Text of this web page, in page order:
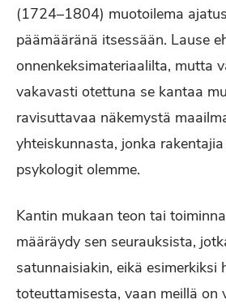
(1724–1804) muotoilema
päämääränä itsessään. Lause
onnenkeksimateriaalilta, mutta
vakavasti otettuna se kantaa
ravisuttavaa näkemystä
yhteiskunnasta, jonka
psykologit olemme.
Kantin mukaan teon tai
määräydy sen seurauksista,
satunnaisiakin, eikä esimerkiksi
toteuttamisesta, vaan meillä on